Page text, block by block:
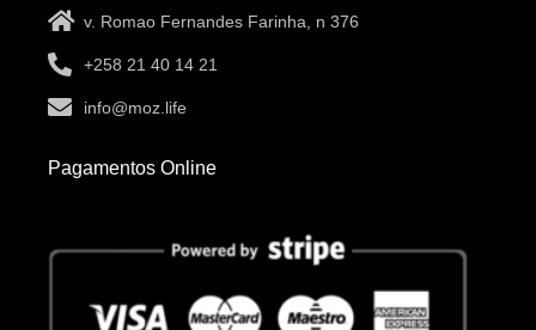
v. Romao Fernandes Farinha, n 376
+258 21 40 14 21
info@moz.life
Pagamentos Online